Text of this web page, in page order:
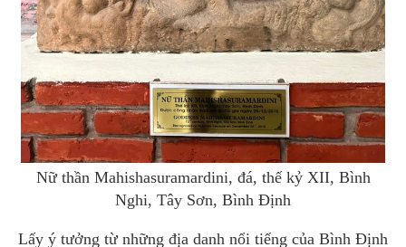
Nữ thần Mahishasuramardini, đá, thế kỷ XII, Bình
Nghi, Tây Sơn, Bình Định
Lấy ý tưởng từ những địa danh nổi tiếng của Bình Định